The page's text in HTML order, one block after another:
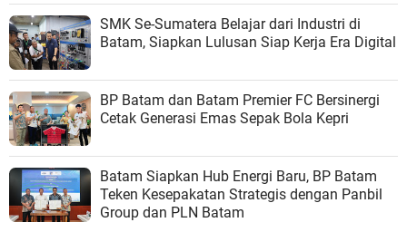
SMK Se-Sumatera Belajar dari Industri di
Batam, Siapkan Lulusan Siap Kerja Era Digital
BP Batam dan Batam Premier FC Bersinergi
Cetak Generasi Emas Sepak Bola Kepri
Batam Siapkan Hub Energi Baru, BP Batam
Teken Kesepakatan Strategis dengan Panbil
Group dan PLN Batam